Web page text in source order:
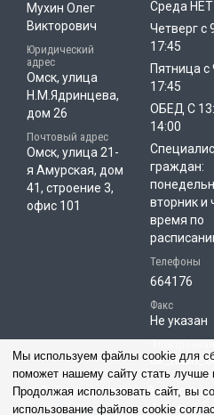
Мухин Олег
Викторович
Юридический
адрес
Омск, улица
Н.М.Ядринцева,
дом 26
Почтовый адрес
Омск, улица 21-
я Амурская, дом
41, строение 3,
офис 101
Среда
Четверг с
17:45
Пятница с
17:45
ОБЕД С
14:00
граждан:
вторник и
время по
Телефоны
664176
Факс
Не указан
Сайт управляющей компании
«РосКвартал»
|
Мы используем файлы cookie для
поможет нашему сайту стать лучше
Продолжая использовать сайт, вы
использование файлов cookie